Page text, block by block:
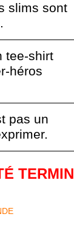
slims sont
tee-shirt
héros
pas un
TERMIN